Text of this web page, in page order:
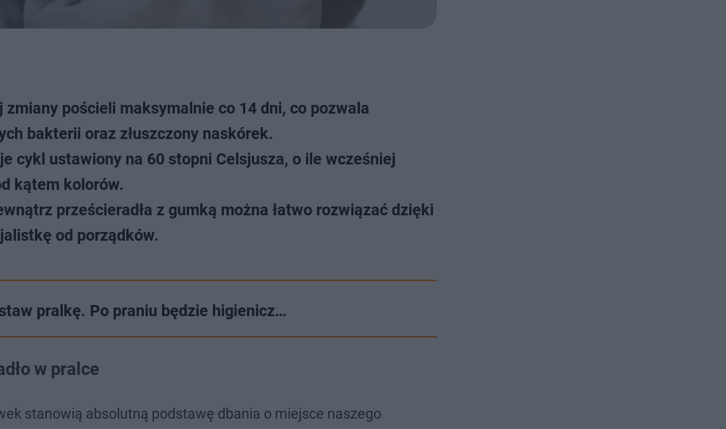
pościeli maksymalnie co 14 dni, co pozwala
bakterii oraz złuszczony naskórek.
cykl ustawiony na 60 stopni Celsjusza, o ile wcześniej
kątem kolorów.
prześcieradła z gumką można łatwo rozwiązać dzięki
od porządków.
pralkę. Po praniu będzie higienicz…
w pralce
stanowią absolutną podstawę dbania o miejsce naszego